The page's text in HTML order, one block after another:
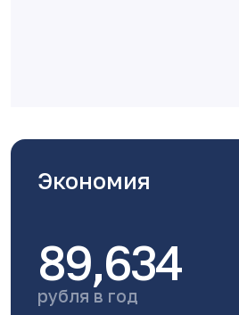
Экономия
89,634
рубля в год